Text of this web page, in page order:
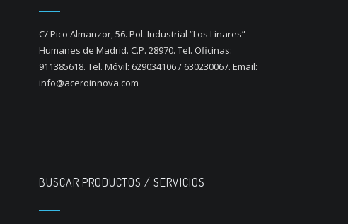
C/ Pico Almanzor, 56. Pol. Industrial “Los Linares”
Humanes de Madrid. C.P. 28970. Tel. Oficinas:
911385618. Tel. Móvil: 629034106 / 630230067. Email:
info@aceroinnova.com
BUSCAR PRODUCTOS / SERVICIOS